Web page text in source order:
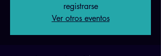
registrarse
Ver otros eventos